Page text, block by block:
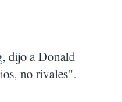
dijo a Donald
no rivales".